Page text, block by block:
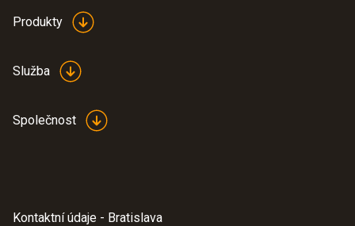
Přesnost
±0,3 °C (-80 do -40 °C)
±0,05 °C (0 do +100 °C)
±(0,05 °C + 0,05 % z mv) (+100 do +300 °C)
0,01 °C (100,00 do +300,00 °C
Highly accurate
Produkty
Služba
Společnost
Kontaktní údaje - Bratislava